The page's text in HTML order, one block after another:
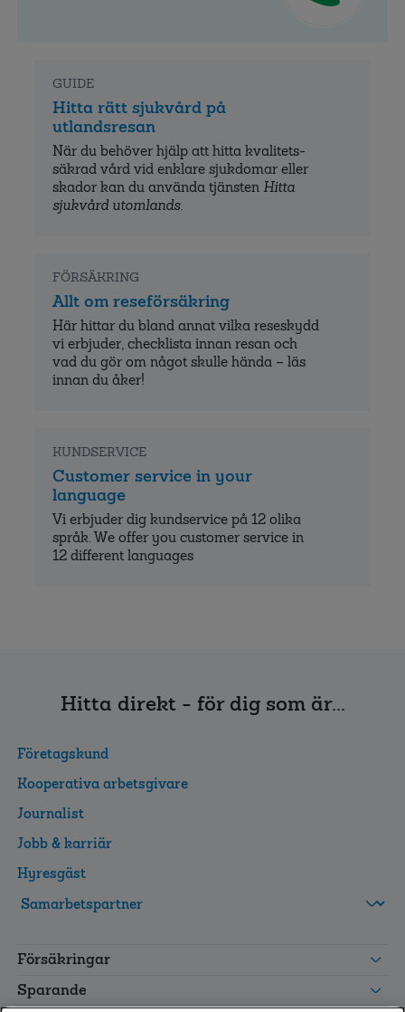
GUIDE
Hitta rätt sjukvård på
utlandsresan
När du behöver hjälp att hitta kvalitets­
säkrad vård vid enklare sjukdomar eller
skador kan du använda tjänsten Hitta
sjukvård utomlands.
FÖRSÄKRING
Allt om reseförsäkring
Här hittar du bland annat vilka reseskydd
vi erbjuder, checklista innan resan och
vad du gör om något skulle hända – läs
innan du åker!
KUNDSERVICE
Customer service in your
language
Vi erbjuder dig kundservice på 12 olika
språk. We offer you customer service in
12 different languages
Hitta direkt - för dig som är...
Företagskund
Kooperativa arbetsgivare
Journalist
Jobb & karriär
Hyresgäst
grupp
Leverantörswebb
Försäkringar
Sparande